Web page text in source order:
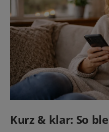
Kurz & klar: So